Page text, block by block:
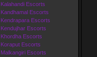
Kalahandi Escorts
Kandhamal Escorts
Kendrapara Escorts
Kendujhar Escorts
Khordha Escorts
Koraput Escorts
Malkangiri Escorts